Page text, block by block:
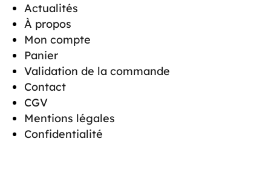
Actualités
À propos
Mon compte
Panier
Validation de la commande
Contact
CGV
Mentions légales
Confidentialité